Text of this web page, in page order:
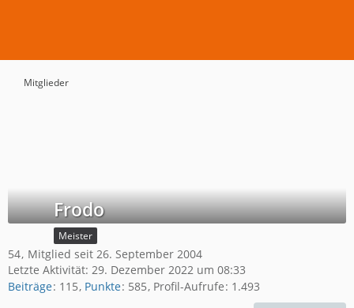
Mitglieder
Frodo
Meister
54 Mitglied seit 26. September 2004
Letzte Aktivität: 29. Dezember 2022 um 08:33
Beiträge 115 Punkte 585 Profil-Aufrufe 1.493